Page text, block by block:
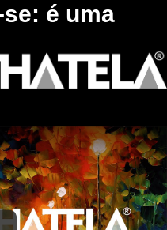
é uma